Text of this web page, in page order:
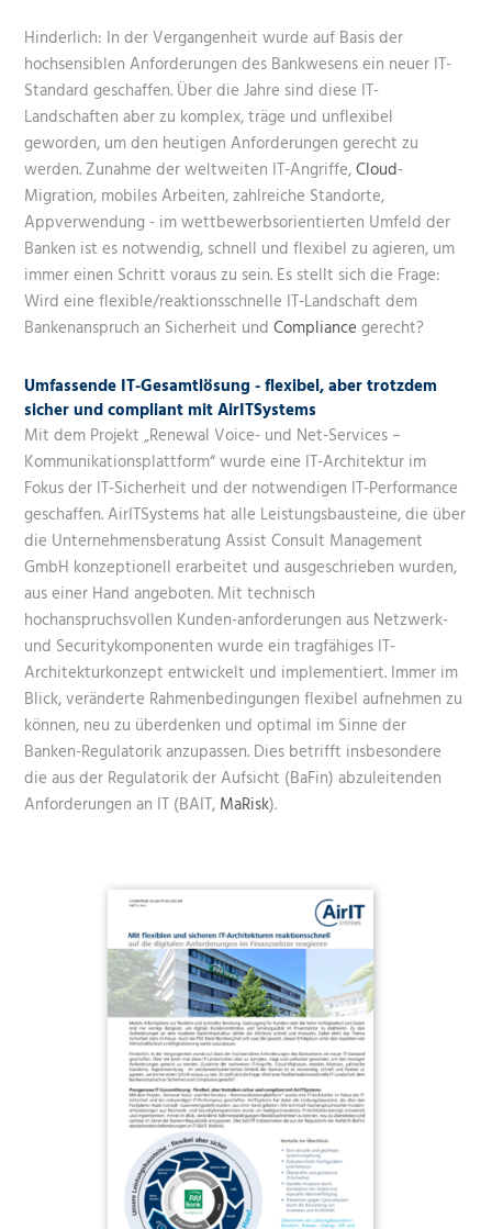
Hinderlich: In der Vergangenheit wurde auf Basis der
hochsensiblenAnforderungen des Bankwesensein neuer IT-
Standard geschaffen. Über die Jahre sind diese IT-
Landschaften aber zu komplex, träge und unflexibel
geworden, um den heutigen Anforderungen gerecht zu
werden. Zunahme der weltweiten IT-Angriffe,Cloud-
Migration, mobiles Arbeiten, zahlreiche Standorte,
Appverwendung - im wettbewerbsorientierten Umfeld der
Banken ist es notwendig, schnell und flexibel zu agieren, um
immer einen Schritt voraus zu sein. Es stellt sich die Frage:
Wird eine flexible/reaktionsschnelle IT-Landschaft dem
Bankenanspruch an Sicherheit undCompliance gerecht?
Umfassende IT-Gesamtlösung - flexibel, aber trotzdem
sicher und compliant mit AirITSystems
Mit dem Projekt „Renewal Voice- und Net-Services –
Kommunikationsplattform“ wurde eine IT-Architektur im
Fokus der IT-Sicherheit und der notwendigen IT-Performance
geschaffen. AirITSystems hat alle Leistungsbausteine, die über
die Unternehmensberatung Assist Consult Management
GmbH konzeptionell erarbeitet und ausgeschrieben wurden,
aus einer Hand angeboten. Mit technisch
hochanspruchsvollen Kunden-anforderungen aus Netzwerk-
und Securitykomponenten wurde ein tragfähiges IT-
Architekturkonzept entwickelt und implementiert. Immer im
Blick, veränderte Rahmenbedingungen flexibel aufnehmen zu
können, neu zu überdenken und optimal im Sinne der
Banken-Regulatorikanzupassen. Dies betrifft insbesondere
die aus der Regulatorik der Aufsicht (BaFin) abzuleitenden
Anforderungen an IT (BAIT, MaRisk).